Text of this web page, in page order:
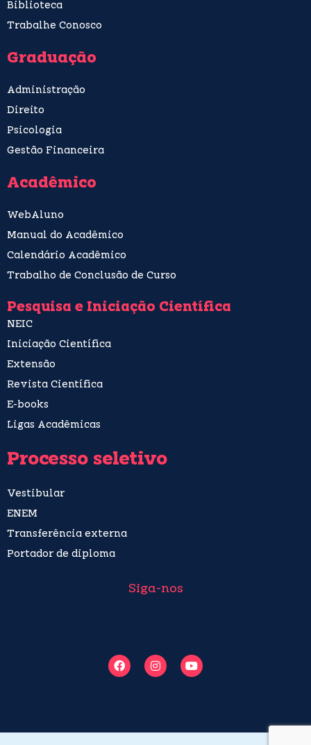
Biblioteca
Trabalhe Conosco
Graduação
Administração
Direito
Psicologia
Gestão Financeira
Acadêmico
WebAluno
Manual do Acadêmico
Calendário Acadêmico
Trabalho de Conclusão de Curso
Pesquisa e Iniciação Científica
NEIC
Iniciação Científica
Extensão
Revista Científica
E-books
Ligas Acadêmicas
Processo seletivo
Vestibular
ENEM
Transferência externa
Portador de diploma
Siga-nos
F
a
I
n
Y
o